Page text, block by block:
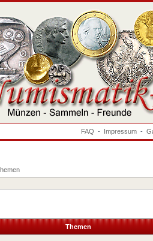
FAQ - Impressum -
Themen